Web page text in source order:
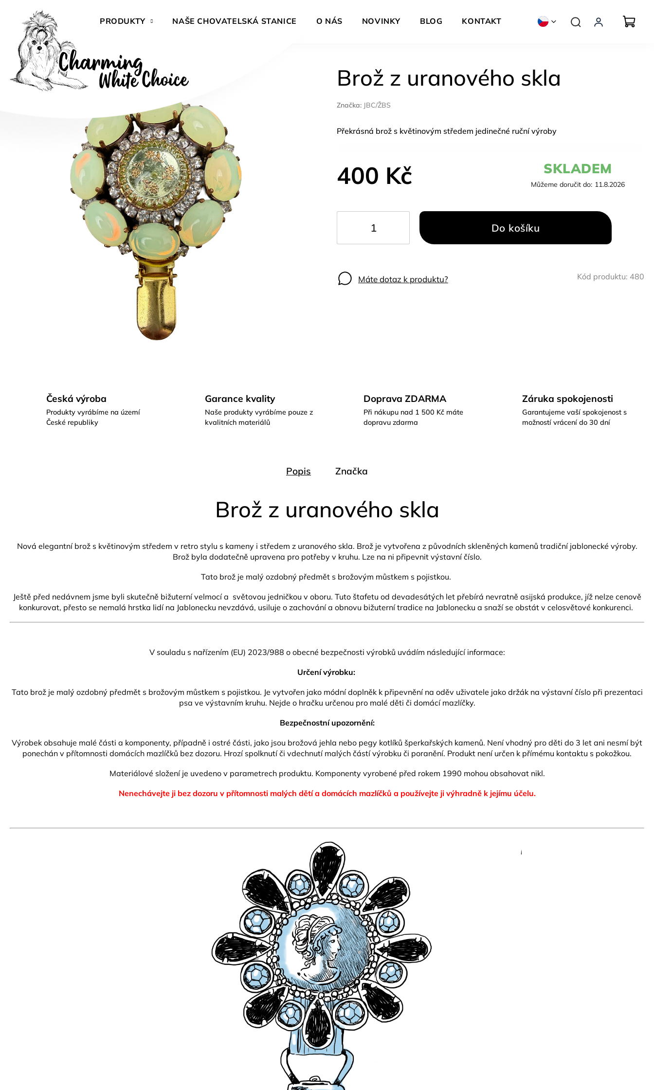
obsah
PRODUKTY NAŠE CHOVATELSKÁ STANICE O NÁS NOVINKY BLOG KONTAKT ZNAČKY
Brož z uranového skla
Značka: JBC/ŽBS
400 Kč SKLADEM
Můžeme doručit do: 11.8.2026
Do košíku
Překrásná brož s květinovým středem jedinečné ruční výroby
Máte dotaz k produktu? Kód produktu: 480
Česká výroba
Produkty vyrábíme na území
České republiky
Garance kvality
Naše produkty vyrábíme pouze z
kvalitních materiálů
Doprava ZDARMA
Při nákupu nad 1 500 Kč máte
dopravu zdarma
Záruka spokojenosti
Garantujeme vaší spokojenost s
možností vrácení do 30 dní
Popis Značka
Brož z uranového skla
Nová elegantní brož s květinovým středem v retro stylu s kameny i středem z uranového skla. Brož je vytvořena z původních skleněných kamenů tradiční jablonecké výroby.
Brož byla dodatečně upravena pro potřeby v kruhu. Lze na ni připevnit výstavní číslo.
Tato brož je malý ozdobný předmět s brožovým můstkem s pojistkou.
Ještě před nedávnem jsme byli skutečně bižuterní velmocí a světovou jedničkou v oboru. Tuto štafetu od devadesátých let přebírá nevratně asijská produkce, jíž nelze cenově
konkurovat, přesto se nemalá hrstka lidí na Jablonecku nevzdává, usiluje o zachování a obnovu bižuterní tradice na Jablonecku a snaží se obstát v celosvětové konkurenci.
V souladu s nařízením (EU) 2023/988 o obecné bezpečnosti výrobků uvádím následující informace:
Určení výrobku:
Tato brož je malý ozdobný předmět s brožovým můstkem s pojistkou. Je vytvořen jako módní doplněk k připevnění na oděv uživatele jako držák na výstavní číslo při prezentaci
psa ve výstavním kruhu. Nejde o hračku určenou pro malé děti či domácí mazlíčky.
Bezpečnostní upozornění:
Výrobek obsahuje malé části a komponenty, případně i ostré části, jako jsou brožová jehla nebo pegy kotlíků šperkařských kamenů. Není vhodný pro děti do 3 let ani nesmí být
ponechán v přítomnosti domácích mazlíčků bez dozoru. Hrozí spolknutí či vdechnutí malých částí výrobku či poranění. Produkt není určen k přímému kontaktu s pokožkou.
Materiálové složení je uvedeno v parametrech produktu. Komponenty vyrobené před rokem 1990 mohou obsahovat nikl.
Nenechávejte ji bez dozoru v přítomnosti malých dětí a domácích mazlíčků a používejte ji výhradně k jejímu účelu.